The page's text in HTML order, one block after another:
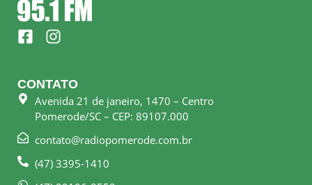
F
a
e
b
o
k
s
I
n
t
a
g
r
a
m
CONTATO
Avenida 21 de janeiro, 1470 – Centro
Pomerode/SC – CEP: 89107.000
contato@radiopomerode.com.br
(47) 3395-1410